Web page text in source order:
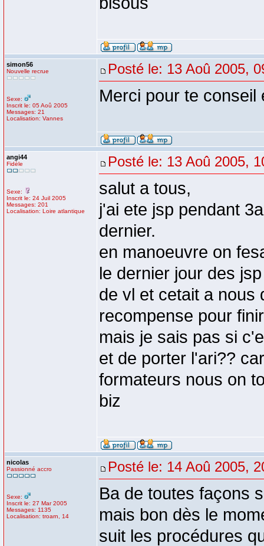
simon56
Nouvelle recrue
Sexe:
Inscrit le: 05 Aoû 2005
Messages: 21
Localisation: Vannes
Posté le: 13 Aoû 2005,
Merci pour te conseil
angi44
Fidèle
Sexe:
Inscrit le: 24 Juil 2005
Messages: 201
Localisation: Loire atlantique
Posté le: 13 Aoû 2005,
salut a tous,
j'ai ete jsp pendant
dernier.
en manoeuvre on
le dernier jour des
de vl et cetait a nous
recompense pour
mais je sais pas si
et de porter l'ari??
formateurs nous on
biz
nicolas
Passionné accro
Sexe:
Inscrit le: 27 Mar 2005
Messages: 1135
Localisation: troarn, 14
Posté le: 14 Aoû 2005,
Ba de toutes façons
mais bon dès le
suit les procédures